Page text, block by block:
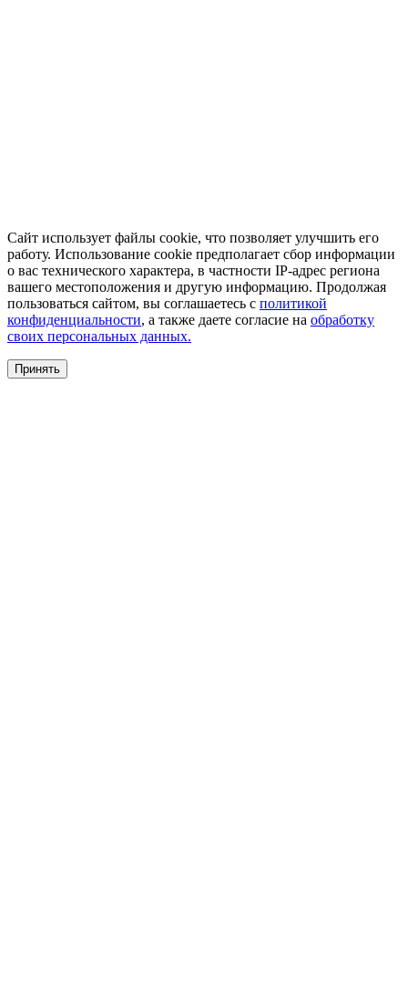
Сайт использует файлы cookie, что позволяет улучшить его
работу. Использование cookie предполагает сбор информации
о вас технического характера, в частности IP-адрес региона
вашего местоположения и другую информацию. Продолжая
пользоваться сайтом, вы соглашаетесь с политикой
конфиденциальности, а также даете согласие на обработку
своих персональных данных.
Принять